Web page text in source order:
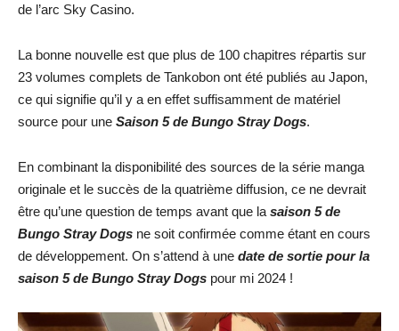
de l’arc Sky Casino.
La bonne nouvelle est que plus de 100 chapitres répartis sur
23 volumes complets de Tankobon ont été publiés au Japon,
ce qui signifie qu’il y a en effet suffisamment de matériel
source pour une Saison 5 de Bungo Stray Dogs.
En combinant la disponibilité des sources de la série manga
originale et le succès de la quatrième diffusion, ce ne devrait
être qu’une question de temps avant que la saison 5 de
Bungo Stray Dogs ne soit confirmée comme étant en cours
de développement. On s’attend à une date de sortie pour la
saison 5 de Bungo Stray Dogs pour mi 2024 !